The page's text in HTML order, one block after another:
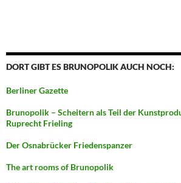
DORT GIBT ES BRUNOPOLIK AUCH NOCH:
Berliner Gazette
Brunopolik – Scheitern als Teil der
Ruprecht Frieling
Der Osnabrücker Friedenspanzer
The art rooms of Brunopolik